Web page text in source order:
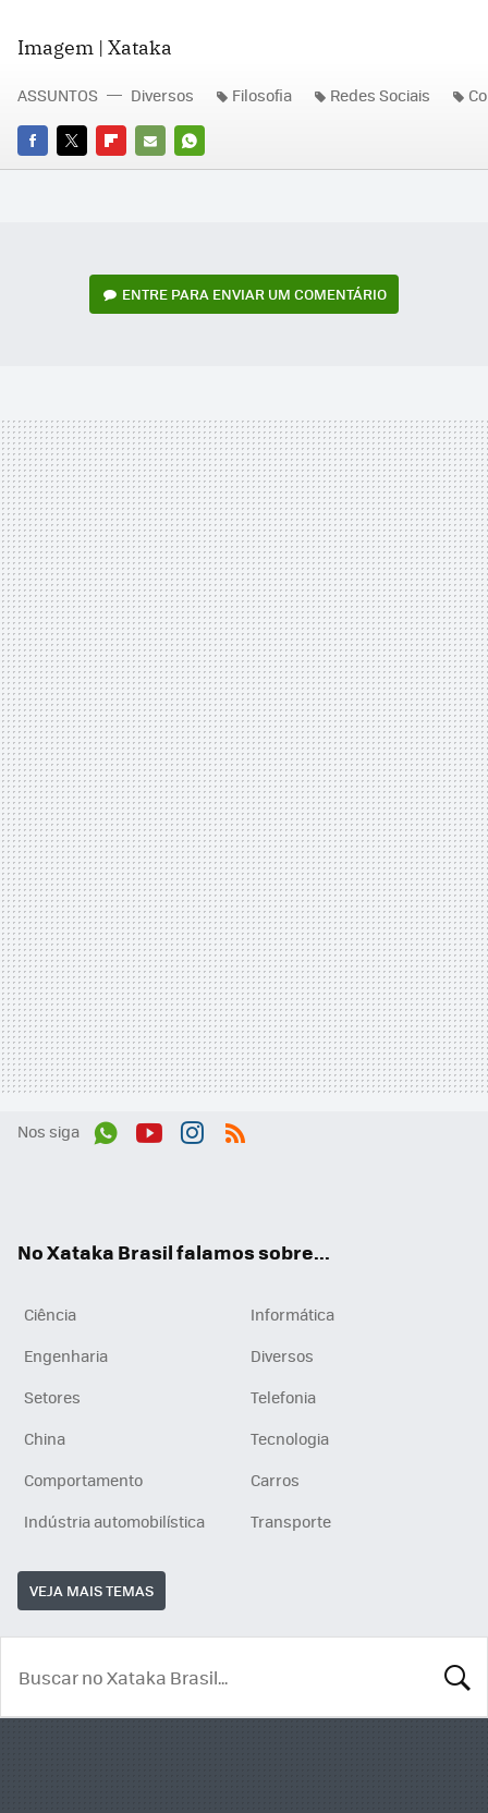
Imagem | Xataka
FACEBOOK
TWITTERFLIPBOARD
E-
WHATSAPP
ASSUNTOS Diversos Filosofia Redes Sociais
ENTRE PARA ENVIAR UM COMENTÁRIO
Nos siga
No Xataka Brasil falamos sobre...
Ciência
Informática
Engenharia
Diversos
Setores
Telefonia
China
Tecnologia
Comportamento
Carros
Indústria automobilística
Transporte
VEJA MAIS TEMAS